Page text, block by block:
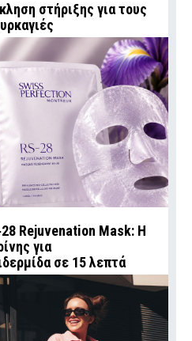
στήριξης για τους
Rejuvenation Mask: Η
για
σε 15 λεπτά